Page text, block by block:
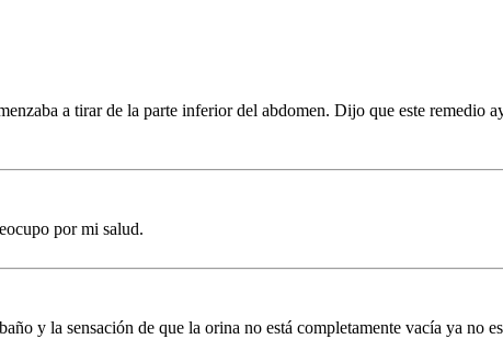
a tirar de la parte inferior del abdomen. Dijo que este remedio
por mi salud.
y la sensación de que la orina no está completamente vacía ya no